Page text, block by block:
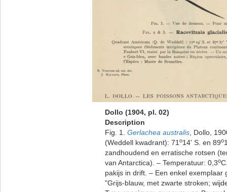
Dollo (1904, pl. 02)
Description
Fig. 1. Gerlachea australis , Dollo,
(Weddell kwadrant): 71 o14' S. en 89o
zandhoudend en erratische rotsen
van Antarctica). – Temperatuur: 0,3o
pakijs in drift. – Een enkel
"Grijs-blauw, met zwarte stroken;